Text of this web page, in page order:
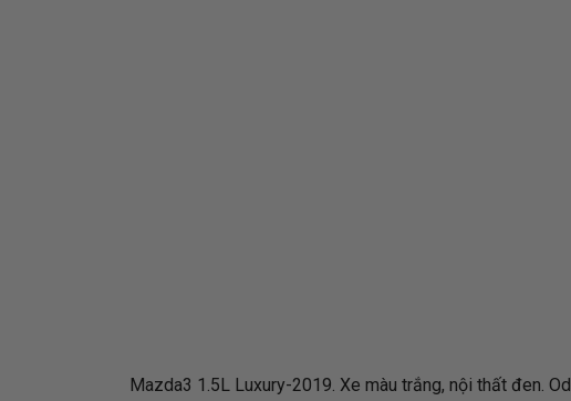
Mazda3 1.5L Luxury-2019. Xe màu trắng, nội thất đen.